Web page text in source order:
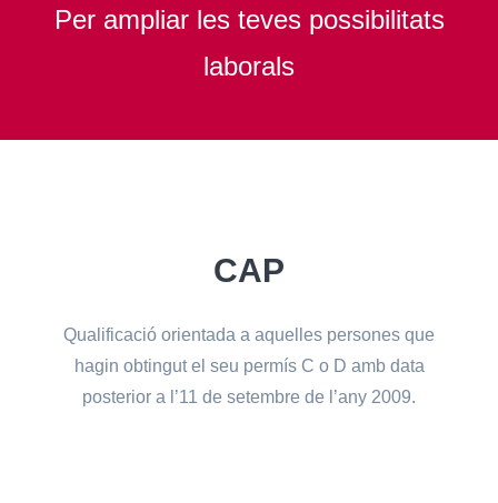
Per ampliar les teves possibilitats
laborals
CAP
Qualificació orientada a aquelles persones que
hagin obtingut el seu permís C o D amb data
posterior a l’11 de setembre de l’any 2009.